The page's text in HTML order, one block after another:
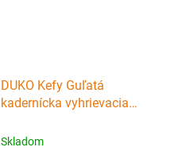
DUKO Kefy Guľatá
kadernícka vyhrievacia
kvet - 32mm...
Skladom